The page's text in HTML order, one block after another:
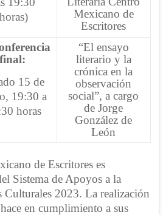
horas)
Mexicano de
Escritores
final:
15 de
19:30 a
horas
“El ensayo
literario y la
crónica en la
observación
social”, a cargo
de Jorge
González de
León
de Escritores es
Sistema de Apoyos a la
Culturales 2023. La realización
en cumplimiento a sus